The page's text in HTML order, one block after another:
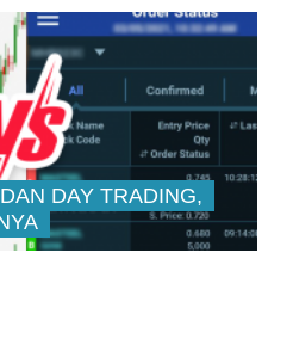
DAY TRADING,